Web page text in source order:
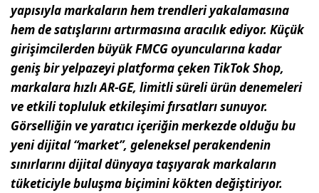
yapısıyla markaların hem trendleri yakalamasına
hem de satışlarını artırmasına aracılık ediyor. Küçük
girişimcilerden büyük FMCG oyuncularına kadar
geniş bir yelpazeyi platforma çeken TikTok Shop,
markalara hızlı AR-GE, limitli süreli ürün denemeleri
ve etkili topluluk etkileşimi fırsatları sunuyor.
Görselliğin ve yaratıcı içeriğin merkezde olduğu bu
yeni dijital “market”, geleneksel perakendenin
sınırlarını dijital dünyaya taşıyarak markaların
tüketiciyle buluşma biçimini kökten değiştiriyor.